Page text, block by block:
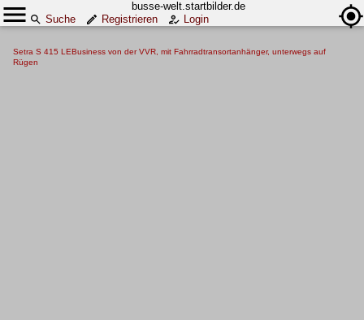
busse-welt.startbilder.de
Suche
Registrieren Login
Setra S 415 LEBusiness von der VVR, mit Fahrradtransortanhänger, unterwegs auf
Rügen